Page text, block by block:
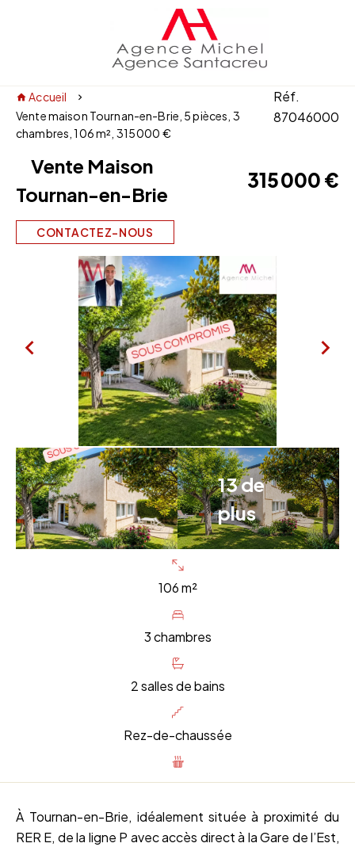
Accueil
Vente maison Tournan-en-Brie, 5 pièces, 3
chambres, 106 m², 315 000 €
Réf.
87046000
CONTACTEZ-NOUS
Vente Maison
Tournan-en-Brie
315 000 €
13 de
plus
106 m²
3 chambres
2 salles de bains
Rez-de-chaussée
À Tournan-en-Brie, idéalement située à proximité du
RER E, de la ligne P avec accès direct à la Gare de l’Est,